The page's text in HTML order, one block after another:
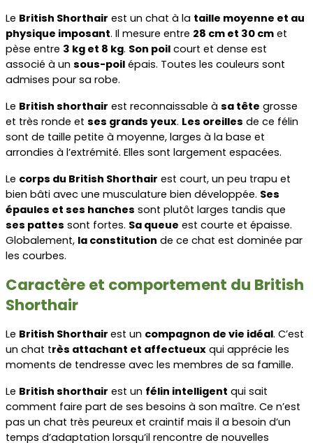
Le British Shorthair est un chat à la taille moyenne et au
physique imposant. Il mesure entre 28 cm et 30 cm et
pèse entre 3 kg et 8 kg. Son poil court et dense est
associé à un sous-poil épais. Toutes les couleurs sont
admises pour sa robe.
Le British shorthair est reconnaissable à sa tête grosse
et très ronde et ses grands yeux. Les oreilles de ce félin
sont de taille petite à moyenne, larges à la base et
arrondies à l’extrémité. Elles sont largement espacées.
Le corps du British Shorthair est court, un peu trapu et
bien bâti avec une musculature bien développée. Ses
épaules et ses hanches
ses pattes sont fortes. Sa queue est courte et épaisse.
Globalement, la constitution de ce chat est dominée par
les courbes.
Caractère et comportement du British
Shorthair
Le British Shorthair est un compagnon de vie idéal. C’est
un chat très attachant et affectueux qui apprécie les
moments de tendresse avec les membres de sa famille.
Le British shorthair est un félin intelligent qui sait
comment faire part de ses besoins à son maître. Ce n’est
pas un chat très peureux et craintif mais il a besoin d’un
temps d’adaptation lorsqu’il rencontre de nouvelles